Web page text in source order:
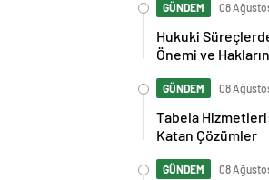
GÜNDEM 08
Hukuki
Önemi ve
GÜNDEM 08
Tabela
Katan Çözümler
GÜNDEM 08